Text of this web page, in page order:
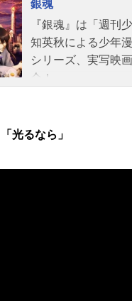
銀魂
『銀魂』は「週刊
知英秋による少年
シリーズ、実写映
介！
光るなら」